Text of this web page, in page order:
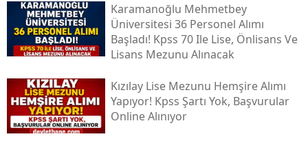
Karamanoğlu Mehmetbey
Üniversitesi 36 Personel Alımı
Başladı! Kpss 70 Ile Lise, Önlisans Ve
Lisans Mezunu Alınacak
Kızılay Lise Mezunu Hemşire Alımı
Yapıyor! Kpss Şartı Yok, Başvurular
Online Alınıyor